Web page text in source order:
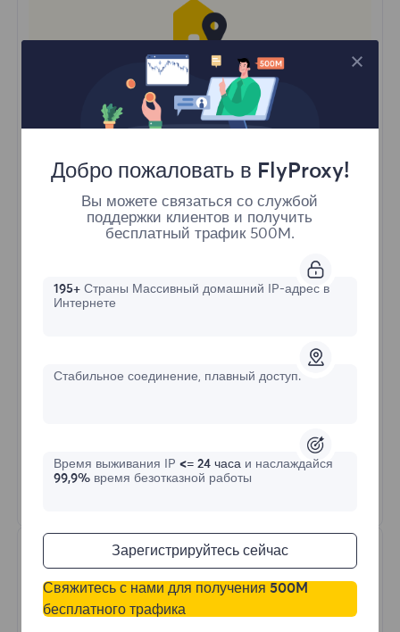
Статические резидентные
$?/IP
Купить сейчас
Длительное время в сети
Добро пожаловать в FlyProxy!
Вы можете связаться со службой
поддержки клиентов и получить
бесплатный трафик 500M.
195+Страны Массивный домашний IP-адрес в
Интернете
Стабильное соединение, плавный доступ.
Время выживания IP <= 24 часа и наслаждайся
99,9%время безотказной работы
Зарегистрируйтесь сейчас
Свяжитесь с нами для получения 500M
бесплатного трафика